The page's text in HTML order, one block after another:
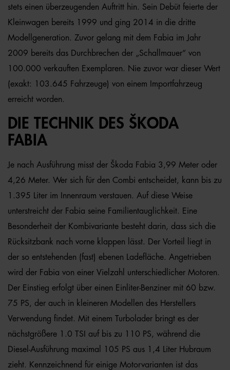
stets einen überzeugenden Auftritt hin. Sein Debüt feierte der
Kleinwagen bereits 1999 und ging 2014 in die dritte
Modellgeneration. Zuvor gelang mit dem Fabia im Jahr
2009 bereits das Durchbrechen der „Schallmauer“ von
100.000 verkauften Exemplaren. Nie zuvor war dieser Wert
(exakt: 103.645 Fahrzeuge) von einem Importfahrzeug
erreicht worden.
DIE TECHNIK DES ŠKODA
FABIA
Je nach Ausführung misst der Škoda Fabia 3,99 Meter oder
4,26 Meter. Wer sich für den Combi entscheidet, kann bis zu
1.395 Liter im Innenraum verstauen. Auf diese Weise
unterstreicht der Fabia seine Familientauglichkeit. Eine
Besonderheit der Kombivariante besteht darin, dass sich die
Rücksitzbank nach vorne klappen lässt. Der Vorteil liegt in
der so entstehenden (fast) ebenen Ladefläche. Angetrieben
wird der Fabia von einer Vielzahl unterschiedlicher Motoren.
Der Einstieg erfolgt über einen Einliter-Benziner mit 60 bzw.
75 PS, der auch in kleineren Modellen des Herstellers
Verwendung findet. Mit einem Turbolader bringt es der
nächstgrößere 1.0 TSI auf bis zu 110 PS, während die
Diesel-Ausführung maximal 105 PS aus 1,4 Liter Hubraum
zieht. Kennzeichnend für einige Motorvarianten ist das